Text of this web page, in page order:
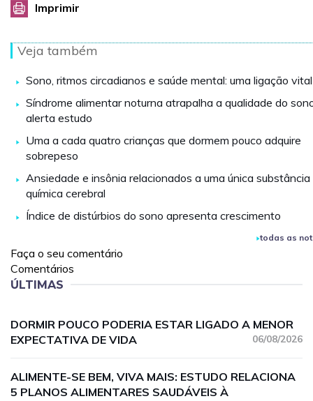
Imprimir
Veja também
Sono, ritmos circadianos e saúde mental: uma ligação vital
Síndrome alimentar noturna atrapalha a qualidade do
alerta estudo
Uma a cada quatro crianças que dormem pouco adquire
sobrepeso
Ansiedade e insônia relacionados a uma única substância
química cerebral
Índice de distúrbios do sono apresenta crescimento
todas as
Faça o seu comentário
Comentários
ÚLTIMAS
DORMIR POUCO PODERIA ESTAR LIGADO A MENOR
EXPECTATIVA DE VIDA
06/08/2026
ALIMENTE-SE BEM, VIVA MAIS: ESTUDO RELACIONA
5 PLANOS ALIMENTARES SAUDÁVEIS À